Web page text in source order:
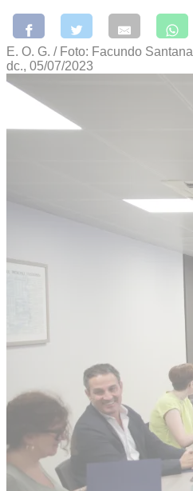
E. O. G. / Foto: Facundo Santana
dc., 05/07/2023